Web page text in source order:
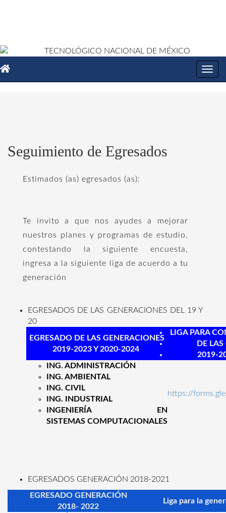
Seguimiento de Egresados
Estimados (as) egresados (as):
Te invito a que nos ayudes a mejorar
nuestros planes y programas de estudio,
contestando la siguiente encuesta,
ingresa a la siguiente liga de acuerdo a tu
generación
EGRESADOS DE LAS GENERACIONES DEL 19 Y
20
EGRESADO DE LAS GENERACIONES
2019-2023 Y 2020-2024
LIGA PARA
DE
2019-
ING. ADMINISTRACIÓN
ING. AMBIENTAL
ING. CIVIL
ING. INDUSTRIAL
INGENIERÍA EN
SISTEMAS COMPUTACIONALES
https://
EGRESADOS GENERACIÓN 2018-2021
EGRESADO GENERACIÓN
2018- 2022
Liga para la